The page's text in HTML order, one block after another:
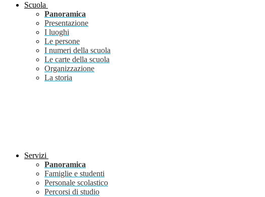
Scuola
Panoramica
Presentazione
I luoghi
Le persone
I numeri della scuola
Le carte della scuola
Organizzazione
La storia
Servizi
Panoramica
Famiglie e studenti
Personale scolastico
Percorsi di studio